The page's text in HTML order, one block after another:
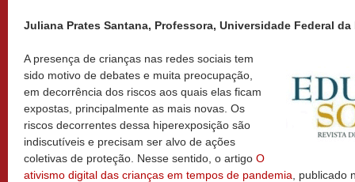
Juliana Prates Santana, Professora, Universidade Federal
A presença de crianças nas redes sociais tem
sido motivo de debates e muita preocupação,
em decorrência dos riscos aos quais elas ficam
expostas, principalmente as mais novas. Os
riscos decorrentes dessa hiperexposição são
indiscutíveis e precisam ser alvo de ações
coletivas de proteção. Nesse sentido, o artigo O
ativismo digital das crianças em tempos de pandemia ,